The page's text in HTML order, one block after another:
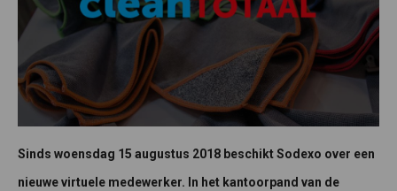
Sinds woensdag 15 augustus 2018 beschikt Sodexo over een
nieuwe virtuele medewerker. In het kantoorpand van de